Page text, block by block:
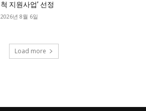
척 지원사업’ 선정
2026년 8월 6일
Load more